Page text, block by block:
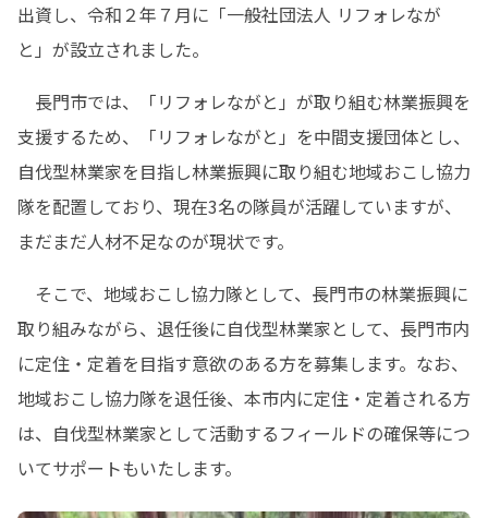
出資し、令和２年７月に「一般社団法人 リフォレなが
と」が設立されました。
長門市では、「リフォレながと」が取り組む林業振興を
支援するため、「リフォレながと」を中間支援団体とし、
自伐型林業家を目指し林業振興に取り組む地域おこし協力
隊を配置しており、現在3名の隊員が活躍していますが、
まだまだ人材不足なのが現状です。
そこで、地域おこし協力隊として、長門市の林業振興に
取り組みながら、退任後に自伐型林業家として、長門市内
に定住・定着を目指す意欲のある方を募集します。なお、
地域おこし協力隊を退任後、本市内に定住・定着される方
は、自伐型林業家として活動するフィールドの確保等につ
いてサポートもいたします。